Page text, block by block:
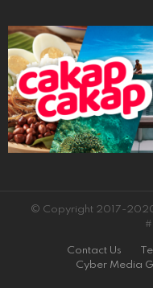
© Copyright 2017-
Contact Us
Cyber Media